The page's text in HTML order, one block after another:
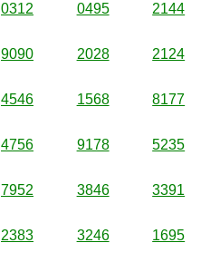
0312 0495 2144
9090 2028 2124
4546 1568 8177
4756 9178 5235
7952 3846 3391
2383 3246 1695